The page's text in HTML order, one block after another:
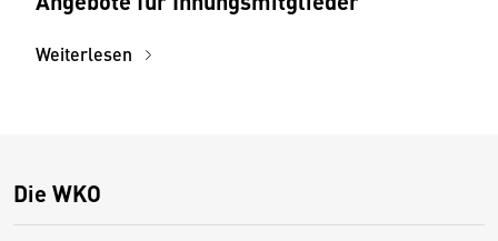
Weiterlesen
Die WKO